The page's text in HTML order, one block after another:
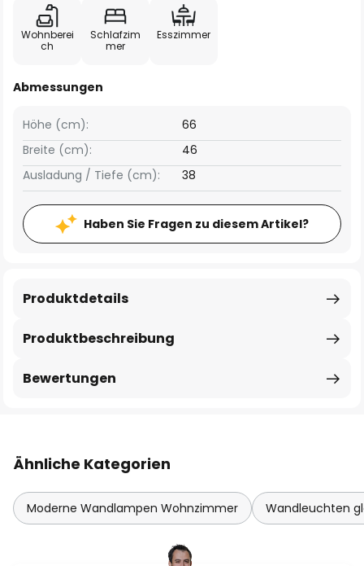
Wohnberei
ch
Schlafzim
mer
Esszimmer
Abmessungen
Breite (cm): 46
Höhe (cm): 66
Ausladung / Tiefe (cm): 38
Haben Sie Fragen zu diesem Artikel?
Produktbeschreibung
Produktdetails
Bewertungen
Ähnliche Kategorien
Moderne Wandlampen Wohnzimmer Wandleuchten